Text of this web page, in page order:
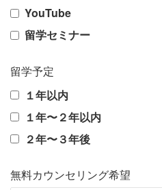
YouTube
留学セミナー
留学予定
１年以内
１年〜２年以内
２年〜３年後
無料カウンセリング希望